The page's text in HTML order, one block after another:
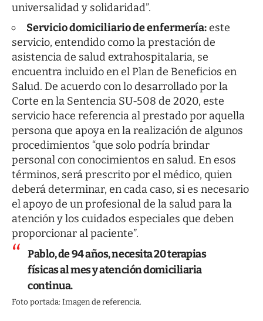
universalidad y solidaridad”.
Servicio domiciliario de enfermería:este
servicio, entendido como la prestación de
asistencia de salud extrahospitalaria, se
encuentra incluido en el Plan de Beneficios en
Salud. De acuerdo con lo desarrollado por la
Corte en la Sentencia SU-508 de 2020, este
servicio hace referencia al prestado por aquella
persona que apoya en la realización de algunos
procedimientos “que solo podría brindar
personal con conocimientos en salud. En esos
términos, será prescrito por el médico, quien
deberá determinar, en cada caso, si es necesario
el apoyo de un profesional de la salud para la
atención y los cuidados especiales que deben
proporcionar al paciente”.
Pablo, de 94 años, necesita 20 terapias
físicas al mes y atención domiciliaria
continua.
Foto portada: Imagen de referencia.